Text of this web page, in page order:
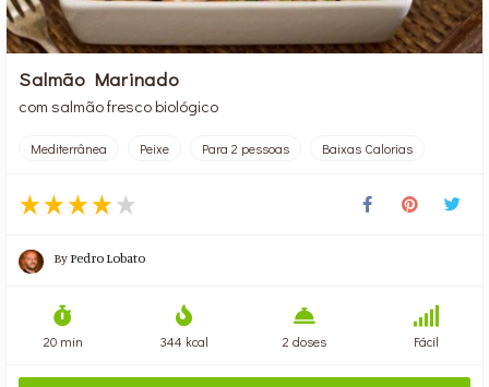
Salmão Marinado
com salmão fresco biológico
Mediterrânea Peixe Para 2 pessoas Baixas Calorias
ByPedro Lobato
20 min 344 kcal 2 doses Fácil